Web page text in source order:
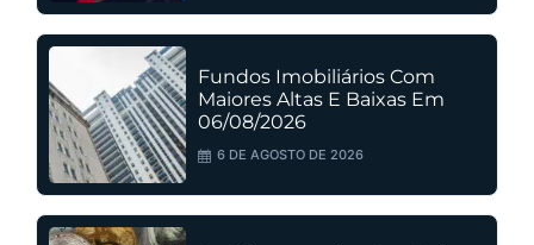
Fundos Imobiliários Com
Maiores Altas E Baixas Em
06/08/2026
6 DE AGOSTO DE 2026